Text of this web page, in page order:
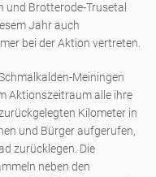
und Brotterode-Trusetal
Jahr auch
bei der Aktion vertreten.
Meiningen
Aktionszeitraum alle ihre
Kilometer in
und Bürger aufgerufen,
zurücklegen. Die
neben den